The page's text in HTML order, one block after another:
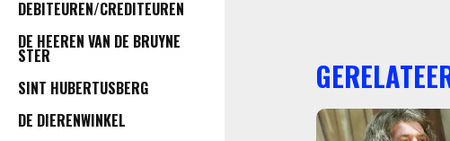
DEBITEUREN/CREDITEUREN
DE HEEREN VAN DE BRUYNE
STER
SINT HUBERTUSBERG
DE DIERENWINKEL